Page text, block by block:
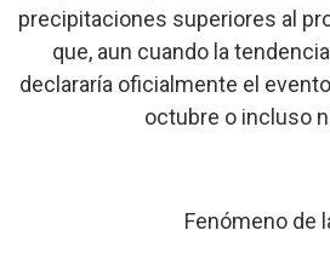
precipitaciones superiores al
que, aun cuando la
declararía oficialmente el
octubre o incluso
Fenómeno de